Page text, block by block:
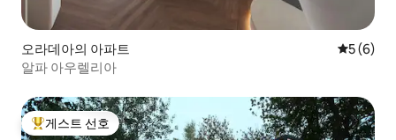
오라데아의 아파트 평점 5점
5 (6)
알파 아우렐리아
상위 게스트 선호
게스트 선호